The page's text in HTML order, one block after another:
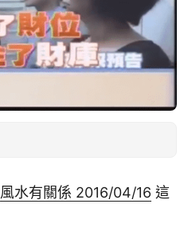
風水有關係 2016/04/16 這